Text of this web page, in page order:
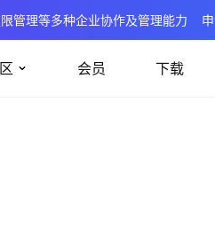
管理等多种企业协作及管理能力
会员 下载